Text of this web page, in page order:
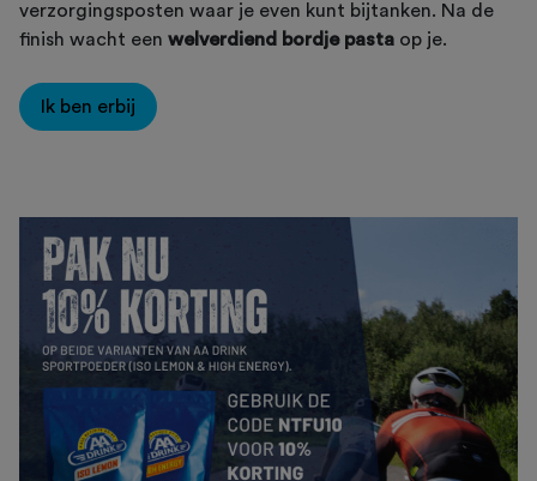
verzorgingsposten waar je even kunt bijtanken. Na de
finish wacht een welverdiend bordje pasta op je.
Ik ben erbij